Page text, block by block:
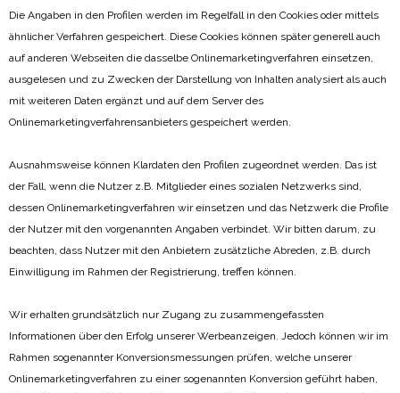
Die Angaben in den Profilen werden im Regelfall in den Cookies oder mittels
ähnlicher Verfahren gespeichert. Diese Cookies können später generell auch
auf anderen Webseiten die dasselbe Onlinemarketingverfahren einsetzen,
ausgelesen und zu Zwecken der Darstellung von Inhalten analysiert als auch
mit weiteren Daten ergänzt und auf dem Server des
Onlinemarketingverfahrensanbieters gespeichert werden.
Ausnahmsweise können Klardaten den Profilen zugeordnet werden. Das ist
der Fall, wenn die Nutzer z.B. Mitglieder eines sozialen Netzwerks sind,
dessen Onlinemarketingverfahren wir einsetzen und das Netzwerk die Profile
der Nutzer mit den vorgenannten Angaben verbindet. Wir bitten darum, zu
beachten, dass Nutzer mit den Anbietern zusätzliche Abreden, z.B. durch
Einwilligung im Rahmen der Registrierung, treffen können.
Wir erhalten grundsätzlich nur Zugang zu zusammengefassten
Informationen über den Erfolg unserer Werbeanzeigen. Jedoch können wir im
Rahmen sogenannter Konversionsmessungen prüfen, welche unserer
Onlinemarketingverfahren zu einer sogenannten Konversion geführt haben,